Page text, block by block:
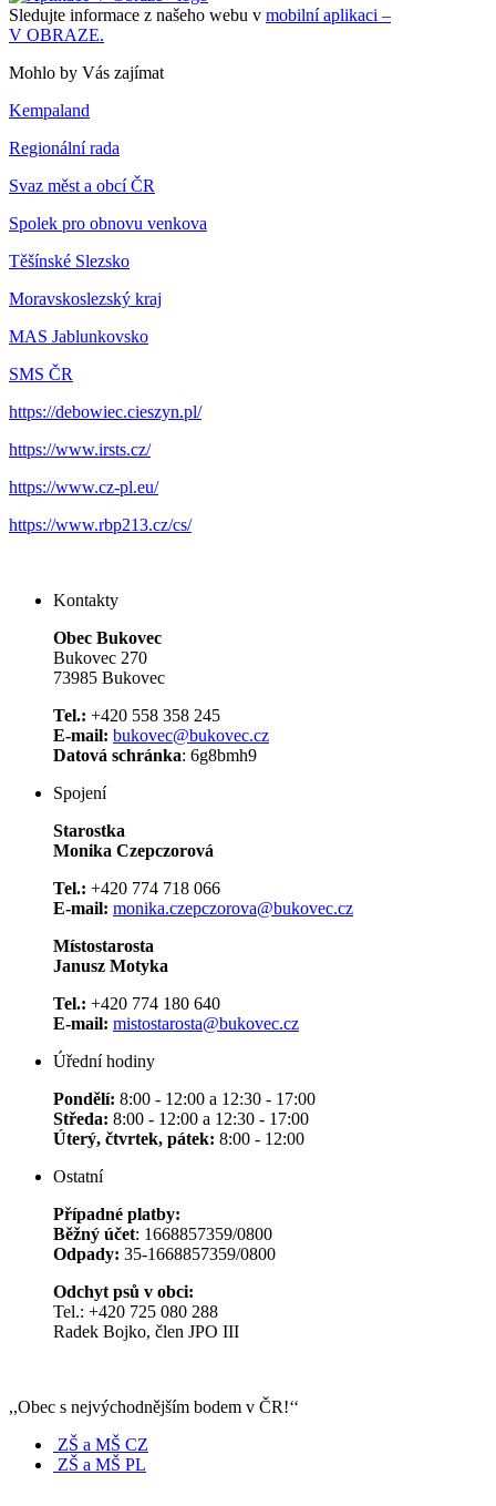
Sledujte informace z našeho webu v mobilní aplikaci –
V OBRAZE.
Mohlo by Vás zajímat
Kempaland
Regionální rada
Svaz měst a obcí ČR
Spolek pro obnovu venkova
Těšínské Slezsko
Moravskoslezský kraj
MAS Jablunkovsko
SMS ČR
https://debowiec.cieszyn.pl/
https://www.irsts.cz/
https://www.cz-pl.eu/
https://www.rbp213.cz/cs/
Kontakty
Obec Bukovec
Bukovec 270
73985 Bukovec
Tel.: +420 558 358 245
E-mail: bukovec@bukovec.cz
Datová schránka: 6g8bmh9
Spojení
Starostka
Monika Czepczorová
Tel.: +420 774 718 066
E-mail: monika.czepczorova@bukovec.cz
Místostarosta
Janusz Motyka
Tel.: +420 774 180 640
E-mail: mistostarosta@bukovec.cz
Úřední hodiny
Pondělí: 8:00 - 12:00 a 12:30 - 17:00
Středa: 8:00 - 12:00 a 12:30 - 17:00
Úterý, čtvrtek, pátek: 8:00 - 12:00
Ostatní
Případné platby:
Běžný účet: 1668857359/0800
Odpady: 35-1668857359/0800
Odchyt psů v obci:
Tel.: +420 725 080 288
Radek Bojko, člen JPO III
,,Obec s nejvýchodnějším bodem v ČR!‘‘
ZŠ a MŠ CZ
ZŠ a MŠ PL